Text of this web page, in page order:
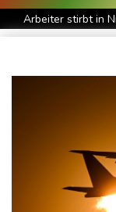
Arbeiter stirbt in
Mehr Geld für
Arbeiter stribt in
Studie:
Waldbrände in
Niedersachsen: